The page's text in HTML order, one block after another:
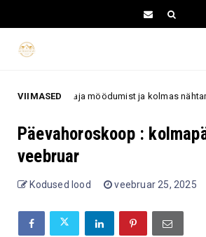
VIIMASED
teine aja möödumist ja kolmas nähtamatuks
Päevahoroskoop :
veebruar
Kodused lood veebruar 25, 2025